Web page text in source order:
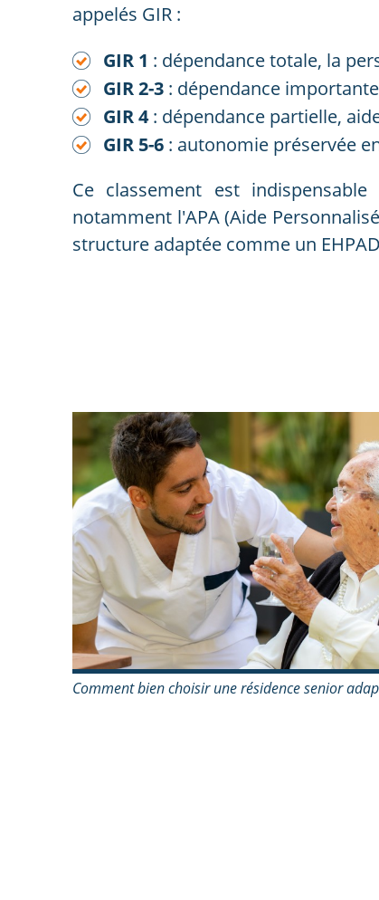
appelés GIR :
GIR 1 : dépendance totale, la
GIR 2-3 : dépendance
GIR 4: dépendance partielle,
GIR 5-6 : autonomie préservée
Ce classement est
notamment l'APA (Aide
structure adaptée comme un
Comment bien choisir une résidence senior